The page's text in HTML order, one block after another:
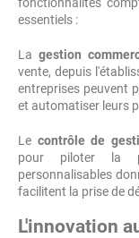
essentiels :
La gestion
vente, depuis
entreprises peuvent
et automatiser leurs
Le contrôle de
pour piloter la
personnalisables
facilitent la prise de
L'innovation